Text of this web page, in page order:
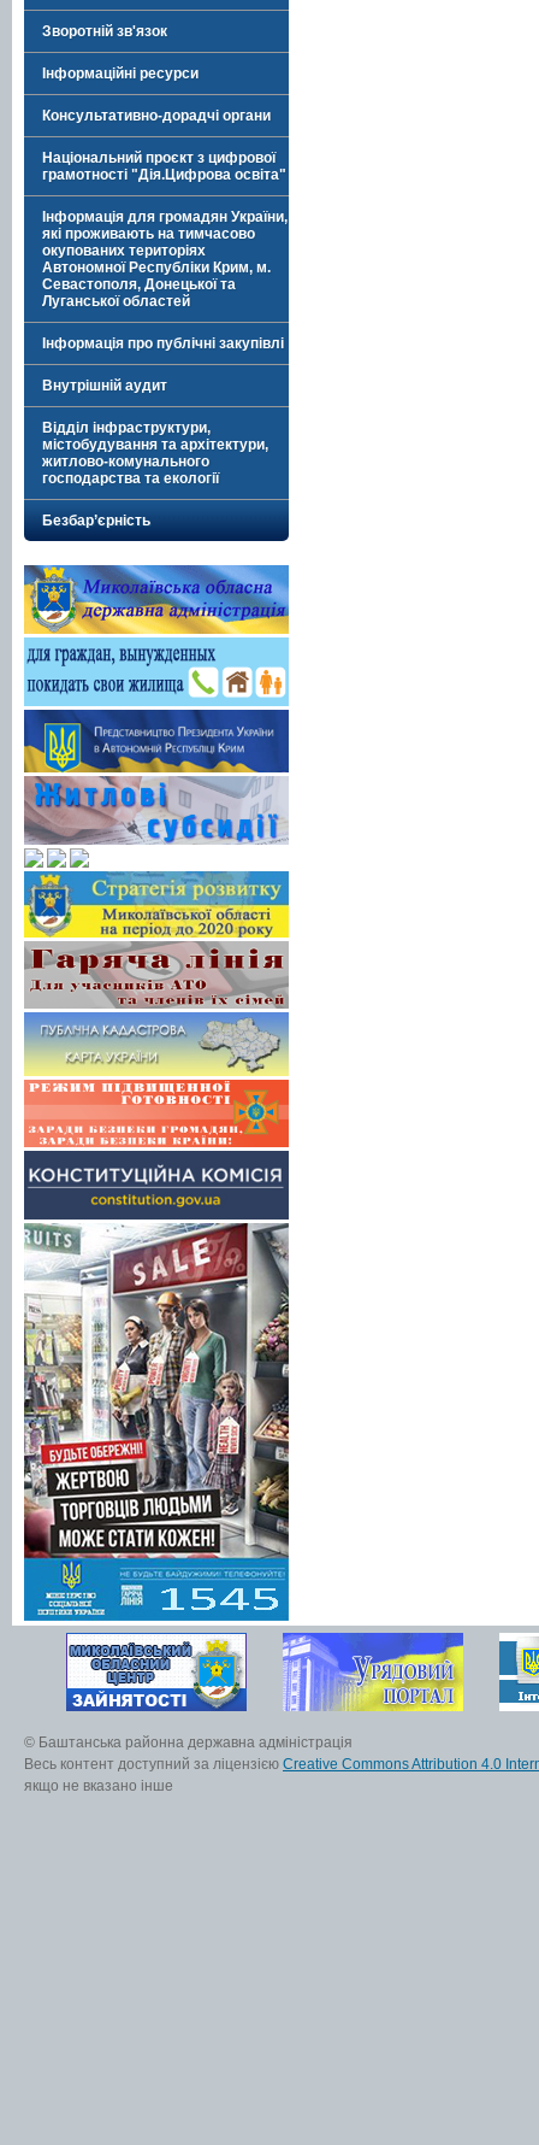
Зворотній зв'язок
Інформаційні ресурси
Консультативно-дорадчі органи
Національний проєкт з цифрової
грамотності "Дія.Цифрова освіта"
Інформація для громадян України,
які проживають на тимчасово
окупованих територіях
Автономної Республіки Крим, м.
Севастополя, Донецької та
Луганської областей
Інформація про публічні закупівлі
Внутрішній аудит
Відділ інфраструктури,
містобудування та архітектури,
житлово-комунального
господарства та екології
Безбар’єрність
© Баштанська районна державна адміністрація
Весь контент доступний за ліцензією Creative Commons Attribution 4.0
якщо не вказано інше